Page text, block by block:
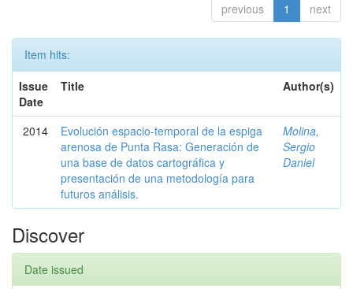
previous 1 next
Item hits:
Issue
Date
Title Author(s)
2014
Evolución espacio-temporal de la espiga
arenosa de Punta Rasa: Generación de
una base de datos cartográfica y
presentación de una metodología para
futuros análisis.
Molina,
Sergio
Daniel
Discover
Date issued